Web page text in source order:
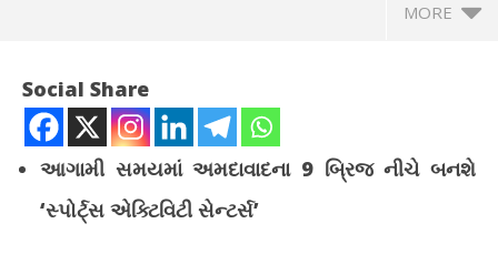
MORE
Social Share
આગામી સમયમાં અમદાવાદના 9 બ્રિજ નીચે બનશે
‘સ્પોર્ટ્સ એક્ટિવિટી સેન્ટર્સ’